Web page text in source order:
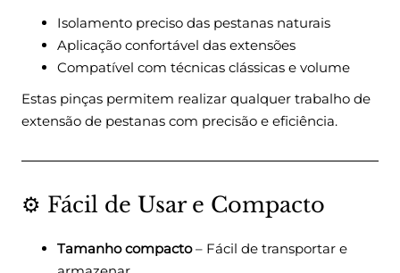
Isolamento preciso das pestanas naturais
Aplicação confortável das extensões
Compatível com técnicas clássicas e volume
Estas pinças permitem realizar qualquer trabalho de
extensão de pestanas com precisão e eficiência.
⚙️ Fácil de Usar e Compacto
Tamanho compacto– Fácil de transportar e